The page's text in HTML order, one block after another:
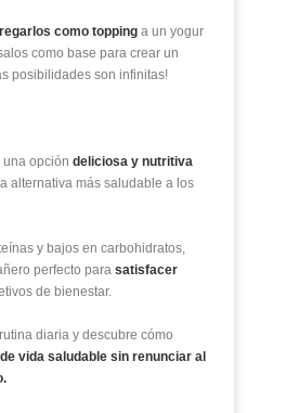
como topping a un yogur
como base para crear un
posibilidades son infinitas!
una opción deliciosa y nutritiva
alternativa más saludable a los
y bajos en carbohidratos,
perfecto para satisfacer
de bienestar.
diaria y descubre cómo
vida saludable sin renunciar al